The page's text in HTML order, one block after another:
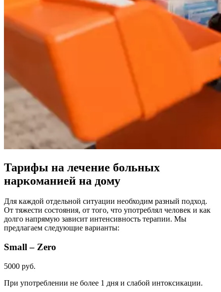
Тарифы на лечение больных
наркоманией на дому
Для каждой отдельной ситуации необходим разный подход.
От тяжести состояния, от того, что употреблял человек и как
долго напрямую зависит интенсивность терапии. Мы
предлагаем следующие варианты:
Small – Zero
5000 руб.
При употреблении не более 1 дня и слабой интоксикации.